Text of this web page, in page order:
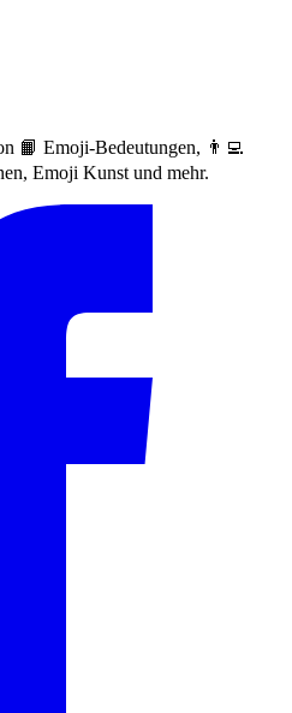
📙 Emoji-Bedeutungen, 👨‍💻
Emoji Kunst und mehr.